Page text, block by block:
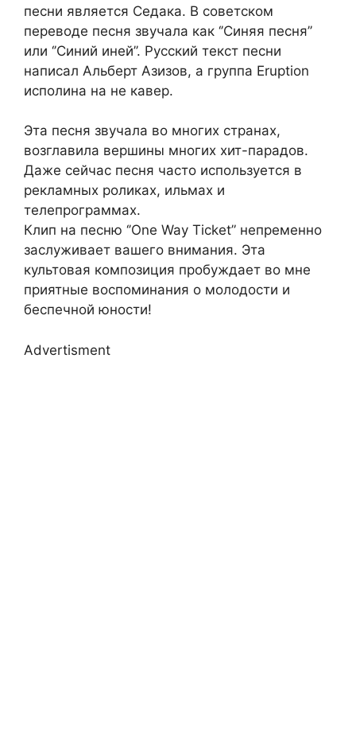
песни является Седака. В советском
переводе песня звучала как ‘’Синяя песня’’
или ‘’Синий иней’’. Русский текст песни
написал Альберт Азизов, а группа Eruption
исполина на не кавер.
Эта песня звучала во многих странах,
возглавила вершины многих хит-парадов.
Даже сейчас песня часто используется в
рекламных роликах, ильмах и
телепрограммах.
Клип на песню ‘’One Way Ticket” непременно
заслуживает вашего внимания. Эта
культовая композиция пробуждает во мне
приятные воспоминания о молодости и
беспечной юности!
Advertisment